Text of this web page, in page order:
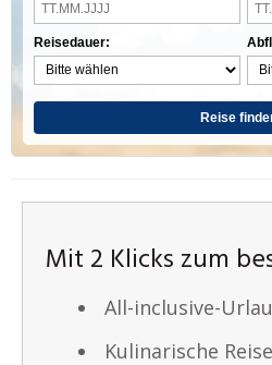
Reisedauer:
Reise
Mit 2 Klicks zum
All-inclusive-
Kulinarische